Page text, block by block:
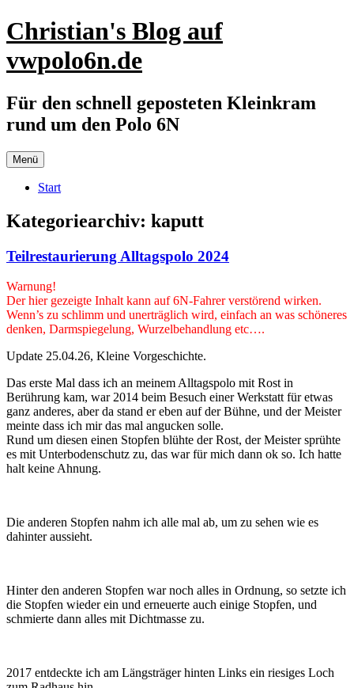
Zum
Inhalt
Christian's Blog auf
vwpolo6n.de
Für den schnell geposteten Kleinkram
rund um den Polo 6N
Menü
Start
Kategoriearchiv: kaputt
Teilrestaurierung Alltagspolo 2024
Warnung!
Der hier gezeigte Inhalt kann auf 6N-Fahrer verstörend wirken.
Wenn’s zu schlimm und unerträglich wird, einfach an was schöneres
denken, Darmspiegelung, Wurzelbehandlung etc….
Update 25.04.26, Kleine Vorgeschichte.
Das erste Mal dass ich an meinem Alltagspolo mit Rost in
Berührung kam, war 2014 beim Besuch einer Werkstatt für etwas
ganz anderes, aber da stand er eben auf der Bühne, und der Meister
meinte dass ich mir das mal angucken solle.
Rund um diesen einen Stopfen blühte der Rost, der Meister sprühte
es mit Unterbodenschutz zu, das war für mich dann ok so. Ich hatte
halt keine Ahnung.
Die anderen Stopfen nahm ich alle mal ab, um zu sehen wie es
dahinter aussieht.
Hinter den anderen Stopfen war noch alles in Ordnung, so setzte ich
die Stopfen wieder ein und erneuerte auch einige Stopfen, und
schmierte dann alles mit Dichtmasse zu.
2017 entdeckte ich am Längsträger hinten Links ein riesiges Loch